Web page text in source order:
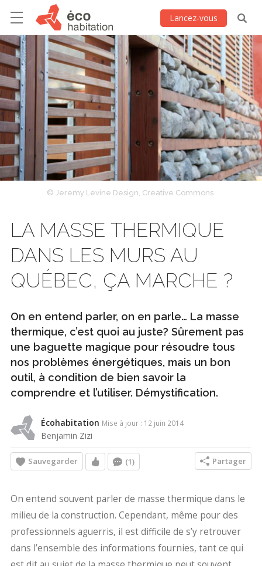
Lancez-vous
© Jeremy Levine Design, Creative Commons
LA MASSE THERMIQUE
DANS LES MURS AU
QUÉBEC, ÇA MARCHE ?
On en entend parler, on en parle… La masse
thermique, c’est quoi au juste? Sûrement pas
une baguette magique pour résoudre tous
nos problèmes énergétiques, mais un bon
outil, à condition de bien savoir la
comprendre et l’utiliser. Démystification.
Écohabitation Mise à jour : 12 juin 2014
Benjamin Zizi
Sauvegarder (1) Partager
On entend souvent parler de masse thermique dans le
milieu de la construction. Cependant, même pour des
professionnels aguerris, il est difficile de s’y retrouver
dans l’ensemble des informations fournies, tant ce qui